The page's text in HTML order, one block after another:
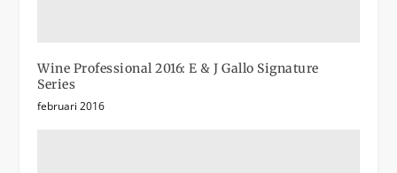
Wine Professional 2016: E & J Gallo Signature
Series
februari 2016